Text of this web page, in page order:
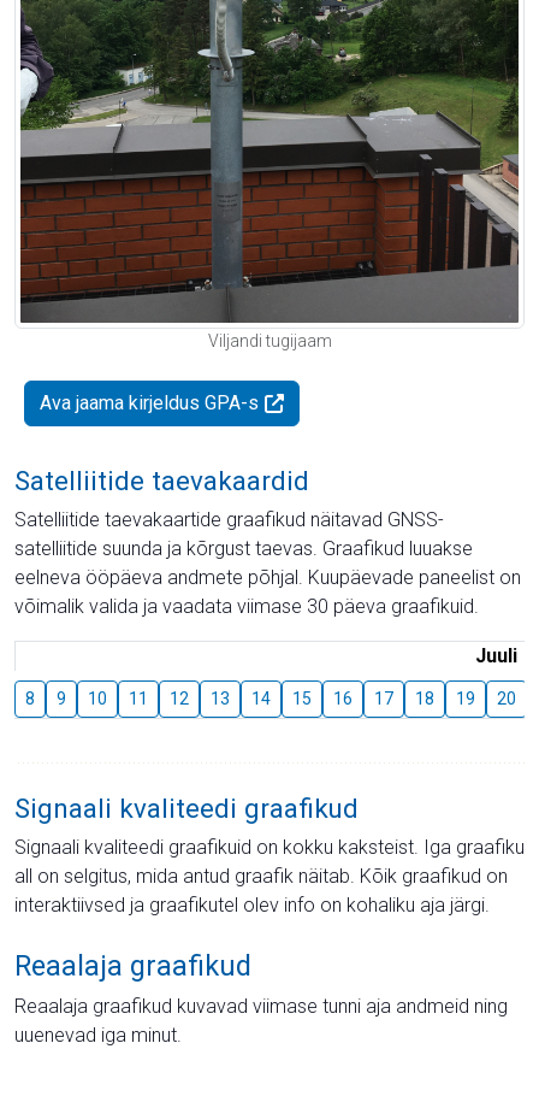
Viljandi tugijaam
Ava jaama kirjeldus GPA-s
Satelliitide taevakaardid
Satelliitide taevakaartide graafikud näitavad GNSS-
satelliitide suunda ja kõrgust taevas. Graafikud luuakse
eelneva ööpäeva andmete põhjal. Kuupäevade paneelist on
võimalik valida ja vaadata viimase 30 päeva graafikuid.
Juuli
8 9 10 11 12 13 14 15 16 17 18 19 20
Signaali kvaliteedi graafikud
Signaali kvaliteedi graafikuid on kokku kaksteist. Iga graafiku
all on selgitus, mida antud graafik näitab. Kõik graafikud on
interaktiivsed ja graafikutel olev info on kohaliku aja järgi.
Reaalaja graafikud
Reaalaja graafikud kuvavad viimase tunni aja andmeid ning
uuenevad iga minut.